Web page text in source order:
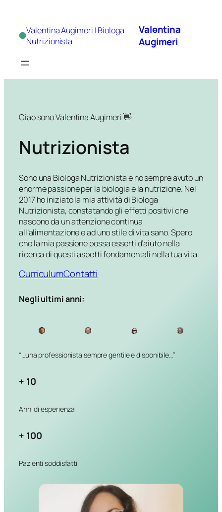
contenuto
Valentina Augimeri | Biologa
Nutrizionista
Valentina
Augimeri
Ciao sono Valentina Augimeri 👋
Nutrizionista
Sono una Biologa Nutrizionista e ho sempre avuto un
enorme passione per la biologia e la nutrizione. Nel
2017 ho iniziato la mia attività di Biologa
Nutrizionista, constatando gli effetti positivi che
nascono da un attenzione continua
all’alimentazione e ad uno stile di vita sano. Spero
che la mia passione possa esserti d’aiuto nella
ricerca di questi aspetti fondamentali nella tua vita.
CurriculumContatti
Negli ultimi anni:
“…una professionista sempregentile e disponibile…”
+ 10
Anni di esperienza
+ 100
Pazienti soddisfatti